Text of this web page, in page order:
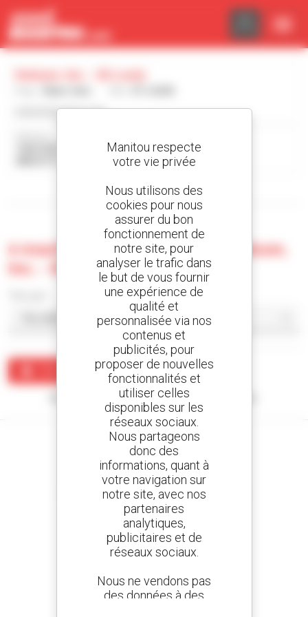
www.hutsoninc.com
1365 EAST MONROE RD - HIGHWAY M-46
48634 ST LOUIS États-Unis
Afficher les filtres de recherche
0 machine d'occasion chez Hutson,
Inc. - St Louis
Créer une alerte
Aucun résultat ne correspond à votre recherche.
Créez vos alertes
et recevez des annonces de matériels d'occasion
Manitou partout dans le monde
Panneau de gestion des cookies
Manitou respecte
votre vie privée
Nous utilisons des
cookies pour nous
assurer du bon
fonctionnement de
notre site, pour
analyser le trafic dans
le but de vous fournir
une expérience de
qualité et
personnalisée via nos
contenus et
publicités, pour
proposer de nouvelles
fonctionnalités et
utiliser celles
disponibles sur les
réseaux sociaux.
Nous partageons
donc des
informations, quant à
votre navigation sur
notre site, avec nos
partenaires
analytiques,
publicitaires et de
réseaux sociaux.
Nous ne vendons pas
des données à des